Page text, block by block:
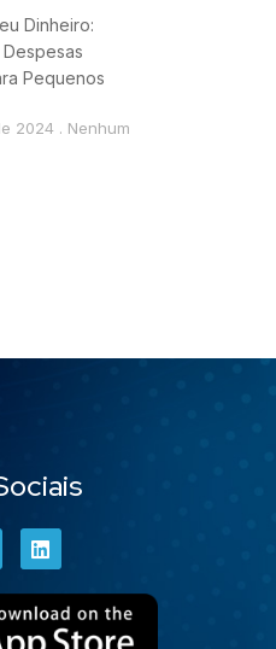
Dinheiro:
Pequenos
2024
Nenhum